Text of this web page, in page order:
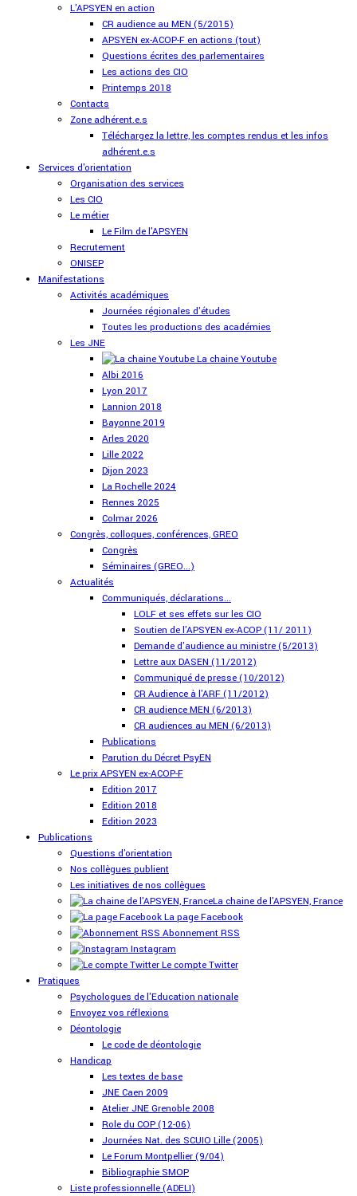
L'APSYEN en action
CR audience au MEN (5/2015)
APSYEN ex-ACOP-F en actions (tout)
Questions écrites des parlementaires
Les actions des CIO
Printemps 2018
Contacts
Zone adhérent.e.s
Téléchargez la lettre, les comptes rendus et les infos
adhérent.e.s
Services d'orientation
Organisation des services
Les CIO
Le métier
Le Film de l'APSYEN
Recrutement
ONISEP
Manifestations
Activités académiques
Journées régionales d'études
Toutes les productions des académies
Les JNE
La chaine Youtube
Albi 2016
Lyon 2017
Lannion 2018
Bayonne 2019
Arles 2020
Lille 2022
Dijon 2023
La Rochelle 2024
Rennes 2025
Colmar 2026
Congrès, colloques, conférences, GREO
Congrès
Séminaires (GREO...)
Actualités
Communiqués, déclarations...
LOLF et ses effets sur les CIO
Soutien de l'APSYEN ex-ACOP (11/ 2011)
Demande d'audience au ministre (5/2013)
Lettre aux DASEN (11/2012)
Communiqué de presse (10/2012)
CR Audience à l'ARF (11/2012)
CR audience MEN (6/2013)
CR audiences au MEN (6/2013)
Publications
Parution du Décret PsyEN
Le prix APSYEN ex-ACOP-F
Edition 2017
Edition 2018
Edition 2023
Publications
Questions d'orientation
Nos collègues publient
Les initiatives de nos collègues
La chaine de l'APSYEN, France
La page Facebook
Abonnement RSS
Instagram
Le compte Twitter
Pratiques
Psychologues de l'Education nationale
Envoyez vos réflexions
Déontologie
Le code de déontologie
Handicap
Les textes de base
JNE Caen 2009
Atelier JNE Grenoble 2008
Role du COP (12-06)
Journées Nat. des SCUIO Lille (2005)
Le Forum Montpellier (9/04)
Bibliographie SMOP
Liste professionnelle (ADELI)